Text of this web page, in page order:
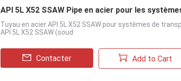
API 5L X52 SSAW Pipe en acier pour les
Tuyau en acier API 5L X52 SSAW pour systèmes de
API 5L X52 SSAW (soud
Contacter Add to Cart